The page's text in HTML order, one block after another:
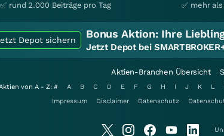
✅ rund 2.000 Beiträge pro Tag
✅ mehr
Depot sichern Bonus Aktion: Ihre
Jetzt Depot bei
Aktien-Branchen Übersicht
von A - Z: # A B C D E F G H I J K L
Impressum
Disclaimer Datenschutz